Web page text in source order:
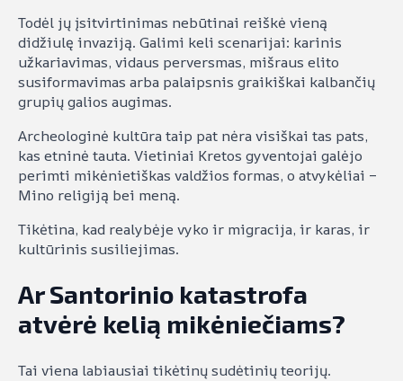
Todėl jų įsitvirtinimas nebūtinai reiškė vieną
didžiulę invaziją. Galimi keli scenarijai: karinis
užkariavimas, vidaus perversmas, mišraus elito
susiformavimas arba palaipsnis graikiškai kalbančių
grupių galios augimas.
Archeologinė kultūra taip pat nėra visiškai tas pats,
kas etninė tauta. Vietiniai Kretos gyventojai galėjo
perimti mikėnietiškas valdžios formas, o atvykėliai –
Mino religiją bei meną.
Tikėtina, kad realybėje vyko ir migracija, ir karas, ir
kultūrinis susiliejimas.
Ar Santorinio katastrofa
atvėrė kelią mikėniečiams?
Tai viena labiausiai tikėtinų sudėtinių teorijų.